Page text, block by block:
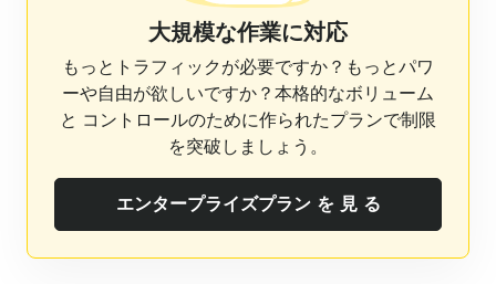
大規模な作業に対応
もっとトラフィックが必要ですか？もっとパワ
ーや自由が欲しいですか？本格的なボリューム
と コントロールのために作られたプランで制限
を突破しましょう。
エンタープライズプラン を 見 る